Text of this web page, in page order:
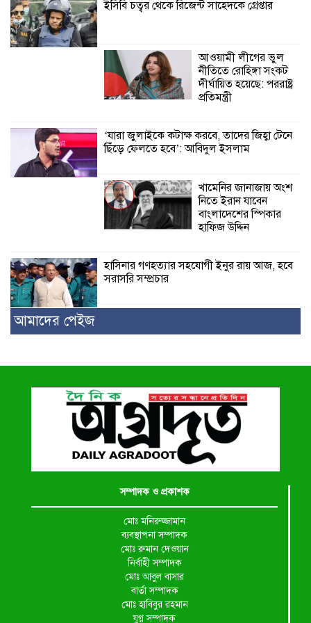
ইসিবি চত্বর থেকে রিজেন্ট সাহেদকে গ্রেপ্তার
আওয়ামী লীগের ভুল
নীতিতে রোহিঙ্গা সংকট
দীর্ঘায়িত হয়েছে: পররাষ্ট্র
প্রতিমন্ত্রী
‘যারা জুলাইকে কটাক্ষ করবে, তাদের জিহ্বা টেনে
ছিঁড়ে ফেলতে হবে’: আবিদুল ইসলাম
খামেনির জানাজায় অংশ
নিতে ইরান যাবেন
বাংলাদেশের স্পিকার
হাফিজ উদ্দিন
হাসিনার গণহত্যার সহযোগী ইনুর রায় আজ, হবে
সরাসরি সম্প্রচার
আমাদের পেইজ
সম্পাদক ও প্রকাশক
মোঃ মনিরুজ্জামান
ব্যবস্থাপনা সম্পাদক
মোঃ রুমান দেওয়ান
নির্বাহী সম্পাদক
মোঃ আবুল বাসার
বার্তা সম্পাদক
মোঃ হাবিবুর রহমান
যুগ্ন সম্পাদক